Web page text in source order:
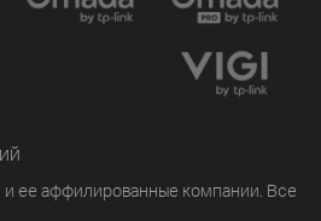
и ее аффилированные компании. Все